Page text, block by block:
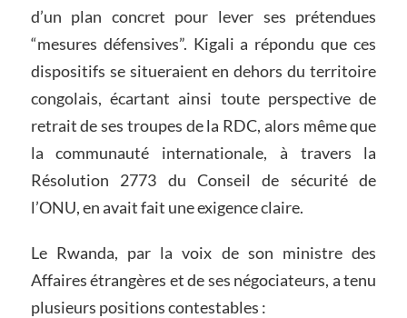
d’un plan concret pour lever ses prétendues
“mesures défensives”. Kigali a répondu que ces
dispositifs se situeraient en dehors du territoire
congolais, écartant ainsi toute perspective de
retrait de ses troupes de la RDC, alors même que
la communauté internationale, à travers la
Résolution 2773 du Conseil de sécurité de
l’ONU, en avait fait une exigence claire.
Le Rwanda, par la voix de son ministre des
Affaires étrangères et de ses négociateurs, a tenu
plusieurs positions contestables :